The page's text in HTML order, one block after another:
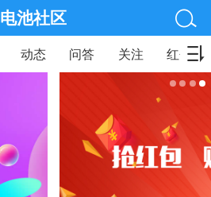
电池社区
动态 问答 关注 红包